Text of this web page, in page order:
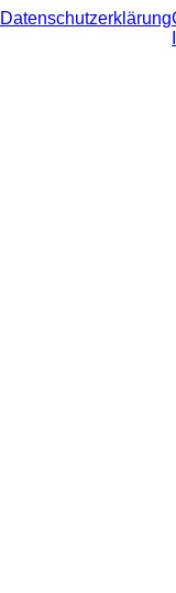
Datenschutzerklärung